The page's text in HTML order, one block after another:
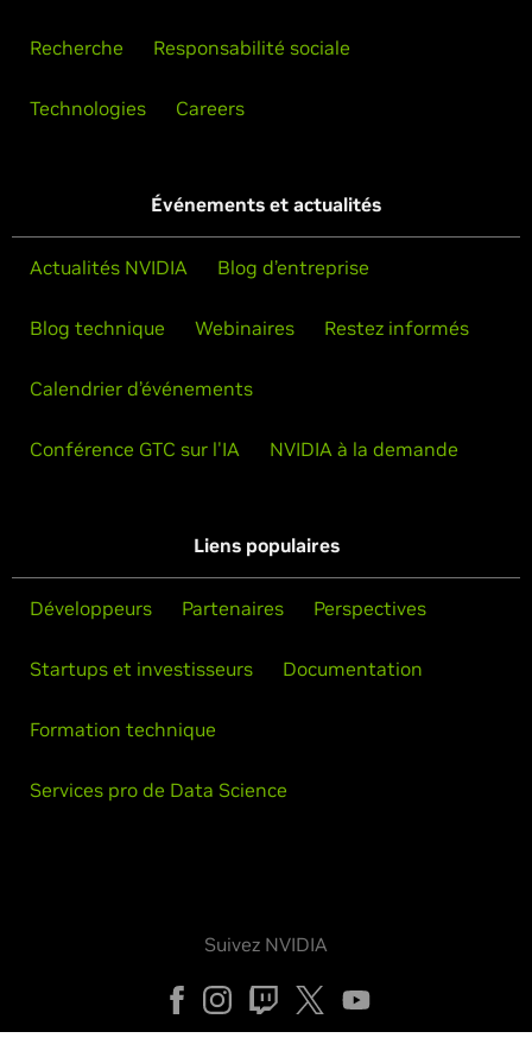
Recherche Responsabilité sociale
Technologies Careers
Événements et actualités
Actualités NVIDIA Blog d’entreprise
Blog technique Webinaires Restez informés
Calendrier d’événements
Conférence GTC sur l'IA NVIDIA à la demande
Liens populaires
Développeurs Partenaires Perspectives
Startups et investisseurs Documentation
Formation technique
Services pro de Data Science
Suivez NVIDIA